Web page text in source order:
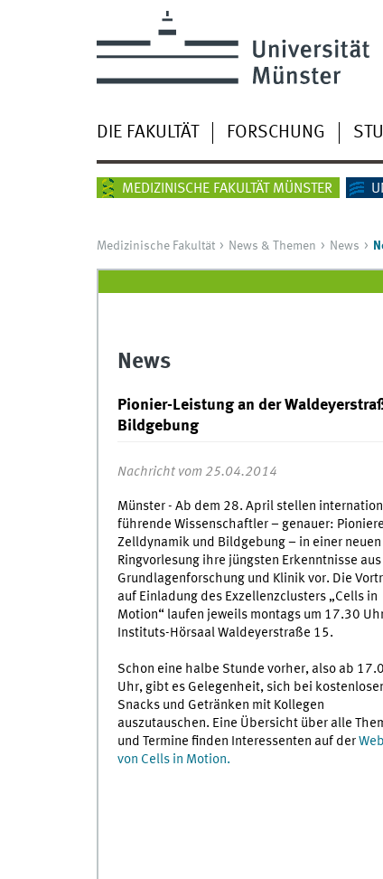
DIE FAKULTÄT FORSCHUNG
MEDIZINISCHE FAKULTÄT MÜNSTER
Medizinische Fakultät News & Themen News
News
Pionier-Leistung an der
Bildgebung
Nachricht vom 25.04.2014
Münster - Ab dem 28. April stellen
führende Wissenschaftler – genauer:
Zelldynamik und Bildgebung – in einer neuen
Ringvorlesung ihre jüngsten Erkenntnisse aus
Grundlagenforschung und Klinik vor. Die
auf Einladung des Exzellenzclusters „Cells in
Motion“ laufen jeweils montags um 17.30
Instituts-Hörsaal Waldeyerstraße 15.
Schon eine halbe Stunde vorher, also ab
Uhr, gibt es Gelegenheit, sich bei
Snacks und Getränken mit Kollegen
auszutauschen. Eine Übersicht über alle
und Termine finden Interessenten auf der
von Cells in Motion.